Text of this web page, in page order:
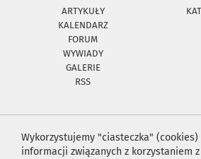
ARTYKUŁY
KALENDARZ
FORUM
WYWIADY
GALERIE
RSS
Wykorzystujemy "ciasteczka"
informacji związanych z korzystaniem